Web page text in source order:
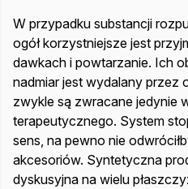
W przypadku substancji
ogół korzystniejsze jest
dawkach i powtarzanie. Ich
nadmiar jest wydalany przez
zwykle są zwracane jedynie
terapeutycznego. System
sens, na pewno nie
akcesoriów. Syntetyczna
dyskusyjna na wielu